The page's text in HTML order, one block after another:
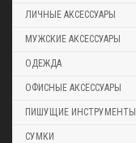
ЛИЧНЫЕ АКСЕССУАРЫ
МУЖСКИЕ АКСЕССУАРЫ
ОДЕЖДА
ОФИСНЫЕ АКСЕССУАРЫ
ПИШУЩИЕ ИНСТРУМЕНТЫ
СУМКИ